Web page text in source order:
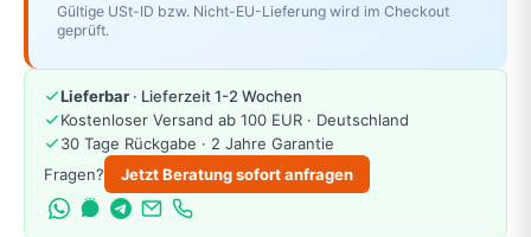
Gültige USt-ID bzw. Nicht-EU-Lieferung wird im Checkout
geprüft.
Lieferbar · Lieferzeit 1-2 Wochen
Kostenloser Versand ab 100 EUR · Deutschland
30 Tage Rückgabe · 2 Jahre Garantie
Fragen?
Jetzt Beratung sofort anfragen